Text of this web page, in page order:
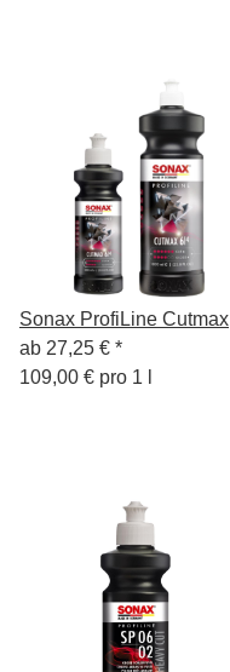
Sonax ProfiLine Cutmax
ab 27,25 € *
109,00 € pro 1 l